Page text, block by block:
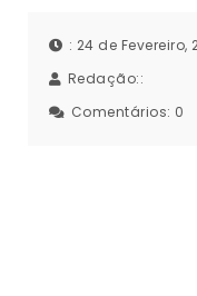
: 24 de Fevereiro,
Redação::
Comentários: 0